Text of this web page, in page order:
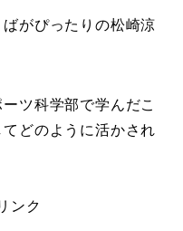
がぴったりの松崎涼
ツ科学部で学んだこ
どのように活かされ
ンク